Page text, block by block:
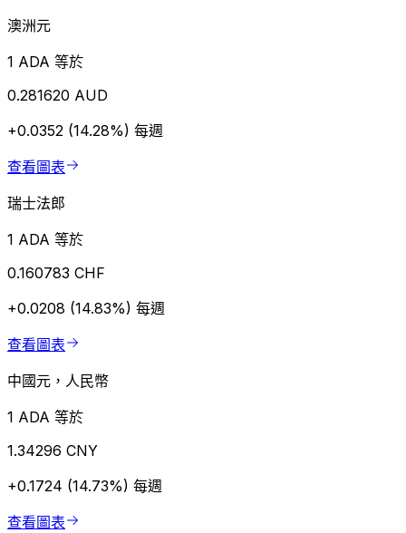
澳洲元
1 ADA 等於
0.281620 AUD
+0.0352 (14.28%) 每週
查看圖表
瑞士法郎
1 ADA 等於
0.160783 CHF
+0.0208 (14.83%) 每週
查看圖表
中國元，人民幣
1 ADA 等於
1.34296 CNY
+0.1724 (14.73%) 每週
查看圖表